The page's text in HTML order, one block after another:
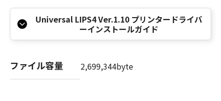
10．分離可能性
本契約書のいずれかの条項またはその一部が法
律により無効であると決定された場合でも、そ
の他の条項は完全に有効に存続するものとしま
以 上
Universal LIPS4 Ver.1.10 プリンタードライバ
ーインストールガイド
ファイル容量 2,699,344byte